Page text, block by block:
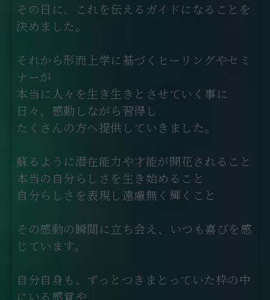
その日に、これを伝えるガイドになることを
決めました。
それから形而上学に基づくヒーリングやセミ
ナーが
本当に人々を生き生きとさせていく事に
日々、感動しながら習得し
たくさんの方へ提供していきました。
蘇るように潜在能力や才能が開花されること
本当の自分らしさを生き始めること
自分らしさを表現し遠慮無く輝くこと
その感動の瞬間に立ち会え、いつも喜びを感
じています。
自分自身も、ずっとつきまとっていた枠の中
にいる感覚や